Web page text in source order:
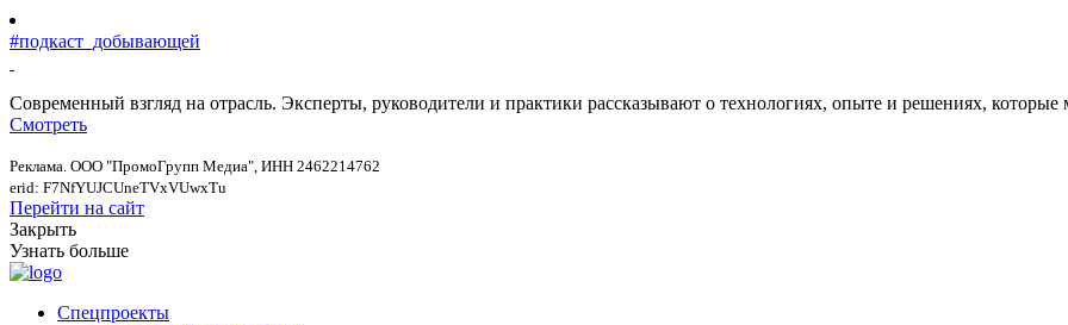
#подкаст_добывающей
Современный взгляд на отрасль. Эксперты, руководители и практики рассказывают о технологиях, опыте и решениях,
Смотреть
Реклама. ООО "ПромоГрупп Медиа", ИНН 2462214762
erid: F7NfYUJCUneTVxVUwxTu
Перейти на сайт
Закрыть
Узнать больше
Спецпроекты